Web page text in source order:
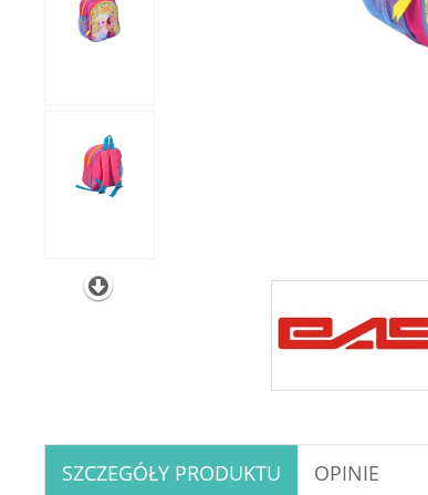
SZCZEGÓŁY PRODUKTU OPINIE